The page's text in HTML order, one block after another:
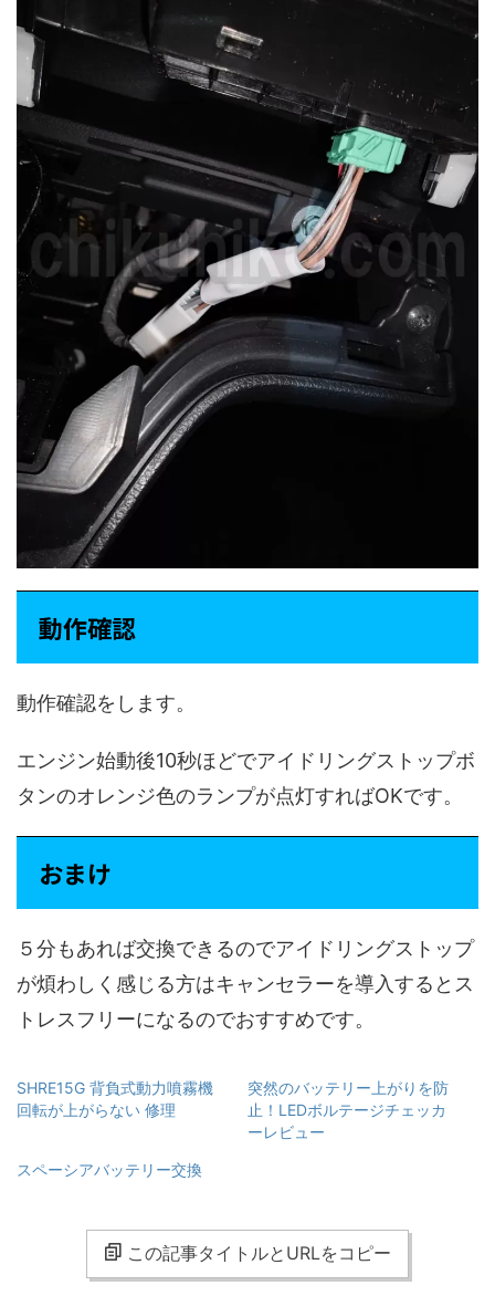
動作確認
動作確認をします。
エンジン始動後10秒ほどでアイドリングストップボ
タンのオレンジ色のランプが点灯すればOKです。
おまけ
５分もあれば交換できるのでアイドリングストップ
が煩わしく感じる方はキャンセラーを導入するとス
トレスフリーになるのでおすすめです。
SHRE15G 背負式動力噴霧機
回転が上がらない 修理
突然のバッテリー上がりを防
止！LEDボルテージチェッカ
ーレビュー
スペーシアバッテリー交換
この記事タイトルとURLをコピー